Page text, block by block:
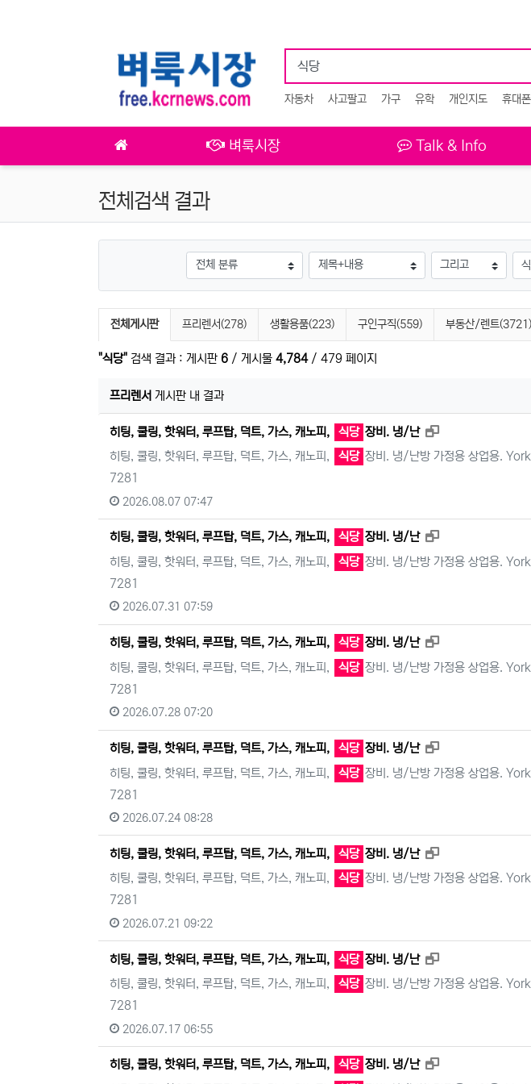
자동차 사고팔고 가구 유학 개인지도 휴대폰
벼룩시장 Talk & Info
전체검색 결과
그룹 검색조건 검색방법 검
검색 게시판 목록
전체게시판 프리렌서(278) 생활용품(223) 구인구직(559) 부동산/렌트(3721)
"식당" 검색 결과 : 게시판 6 / 게시물 4,784/ 479 페이지
프리렌서 게시판 내 결과
히팅, 쿨링, 핫워터, 루프탑, 덕트, 가스, 캐노피, 식당 장비. 냉/난
새창으로 보기
히팅, 쿨링, 핫워터, 루프탑, 덕트, 가스, 캐노피,
식당 장비. 냉/난방 가정용 상업용.
7281
2026.08.07 07:47
히팅, 쿨링, 핫워터, 루프탑, 덕트, 가스, 캐노피, 식당 장비. 냉/난
새창으로 보기
히팅, 쿨링, 핫워터, 루프탑, 덕트, 가스, 캐노피,
식당 장비. 냉/난방 가정용 상업용.
7281
2026.07.31 07:59
히팅, 쿨링, 핫워터, 루프탑, 덕트, 가스, 캐노피, 식당 장비. 냉/난
새창으로 보기
히팅, 쿨링, 핫워터, 루프탑, 덕트, 가스, 캐노피,
식당 장비. 냉/난방 가정용 상업용.
7281
2026.07.28 07:20
히팅, 쿨링, 핫워터, 루프탑, 덕트, 가스, 캐노피, 식당 장비. 냉/난
새창으로 보기
히팅, 쿨링, 핫워터, 루프탑, 덕트, 가스, 캐노피,
식당 장비. 냉/난방 가정용 상업용.
7281
2026.07.24 08:28
히팅, 쿨링, 핫워터, 루프탑, 덕트, 가스, 캐노피, 식당 장비. 냉/난
새창으로 보기
히팅, 쿨링, 핫워터, 루프탑, 덕트, 가스, 캐노피,
식당 장비. 냉/난방 가정용 상업용.
7281
2026.07.21 09:22
히팅, 쿨링, 핫워터, 루프탑, 덕트, 가스, 캐노피, 식당 장비. 냉/난
새창으로 보기
히팅, 쿨링, 핫워터, 루프탑, 덕트, 가스, 캐노피,
식당 장비. 냉/난방 가정용 상업용.
7281
2026.07.17 06:55
히팅, 쿨링, 핫워터, 루프탑, 덕트, 가스, 캐노피, 식당 장비. 냉/난
새창으로 보기